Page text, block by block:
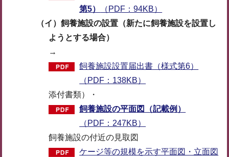
第5）
（PDF：94KB）
（イ）飼養施設の設置（新たに飼養施設を設置し
ようとする場合）
→
飼養施設設置届出書（様式第6）
（PDF：138KB）
添付書類）・
飼養施設の平面図（記載例）
（PDF：247KB）
飼養施設の付近の見取図
ケージ等の規模を示す平面図・立面図